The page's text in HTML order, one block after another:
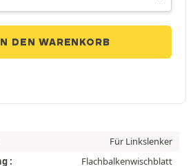
DEN WARENKORB
Für Linkslenker
:
Flachbalkenwischblatt